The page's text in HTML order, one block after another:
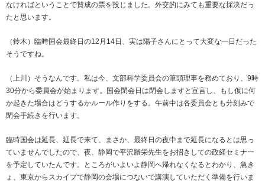
なければということで賛成の票を投じました。外交的にみても重要な採決だっ
たと思います。
（鈴木）臨時国会最終日の12月14日、実は陽子さんにとって大変な一日だった
そうですね。
（上川）そうなんです。私は今、文部科学委員会の筆頭理事を務めており、9時
30分から委員会が始まります。国会閉会日は閉会しますと宣言し、もし仮に何
か起きた場合はどうするかルール作りをする。午前中は各委員会とも分刻みで
閉会手続きを行います。
臨時国会は延長、延長で来て、まさか、最終日の夜中まで延長になるとは思っ
ていませんでしたので、夜、静岡で平沢勝栄先生をお招きしての政経セミナー
を予定していたんです。ところがいよいよ静岡へ帰れなくなるとわかり、急き
ょ、東京からスカイプで静岡の会場につないで講演していただく準備を行いま